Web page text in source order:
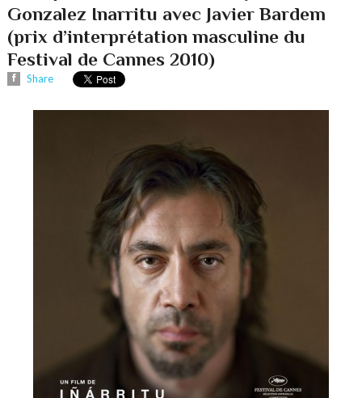
Gonzalez Inarritu avec Javier Bardem
(prix d’interprétation masculine du
Festival de Cannes 2010)
Share